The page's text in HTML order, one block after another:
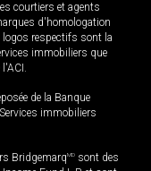
courtiers et agents
d'homologation
respectifs sont la
immobiliers que
de la Banque
immobiliers
BridgemarqMD sont des